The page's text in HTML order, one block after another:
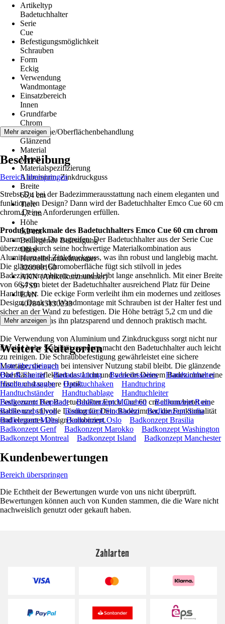
Artikeltyp
Badetuchhalter
Serie
Cue
Befestigungsmöglichkeit
Schrauben
Form
Eckig
Verwendung
Wandmontage
Einsatzbereich
Innen
Grundfarbe
Chrom
Oberfläche/Oberflächenbehandlung
Glänzend
Material
Metall
Materialspezifizierung
Aluminium, Zinkdruckguss
Breite
66,4 cm
Tiefe
4,7 cm
Höhe
5,2 cm
Beiliegende Befestigung
Ohne
Herstellerartikelnummer
326000160
AKN (Artikelkurznummer)
S7S9
EAN
4018445130233
Mehr anzeigen
Beschreibung
Bereich überspringen
Strebst Du bei der Badezimmerausstattung nach einem eleganten und
funktionalen Design? Dann wird der Badetuchhalter Emco Cue 60 cm
chrom Deine Anforderungen erfüllen.
Produktmerkmale des Badetuchhalters Emco Cue 60 cm chrom
Darum solltest Du zugreifen: Der Badetuchhalter aus der Serie Cue
überzeugt durch seine hochwertige Materialkombination aus
Aluminium und Zinkdruckguss, was ihn robust und langlebig macht.
Die glänzende Chromoberfläche fügt sich stilvoll in jedes
Badezimmerambiente ein und bleibt lange ansehnlich. Mit einer Breite
von 66,4 cm bietet der Badetuchhalter ausreichend Platz für Deine
Handtücher. Die eckige Form verleiht ihm ein modernes und zeitloses
Design. Dank der Wandmontage mit Schrauben ist der Halter fest und
sicher an der Wand zu befestigen. Die Höhe beträgt 5,2 cm und die
Tiefe 4,7 cm, was ihn platzsparend und dennoch praktisch macht.
Die Verwendung von Aluminium und Zinkdruckguss sorgt nicht nur
für eine hohe Stabilität, sondern macht den Badetuchhalter auch leicht
zu reinigen. Die Schraubbefestigung gewährleistet eine sichere
Montage, die auch bei intensiver Nutzung stabil bleibt. Die glänzende
Oberfläche reflektiert das Licht und verleiht Deinem Badezimmer eine
frische und saubere Optik.
Festgezurrt: Der Badetuchhalter Emco Cue 60 cm chrom bietet eine
stabile und stilvolle Lösung für Dein Badezimmer, die Funktionalität
und elegantes Design kombiniert.
Mehr anzeigen
Weitere Kategorien
Liste überspringen
Bad & Sanitär
Badausstattung Badaccessoires
Handtuchhalter
Handtuchstangen
Handtuchhaken
Handtuchring
Handtuchständer
Handtuchablage
Handtuchleiter
Badkonzept Kapstadt
Badkonzept München
Badkonzept Rom
Badkonzept Lyon
Badkonzept Stockholm
Badkonzept Sofia
Badkonzept Malta
Badkonzept Oslo
Badkonzept Brasilia
Badkonzept Genf
Badkonzept Marokko
Badkonzept Washington
Badkonzept Montreal
Badkonzept Island Badkonzept Manchester
Kundenbewertungen
Bereich überspringen
Die Echtheit der Bewertungen wurde von uns nicht überprüft.
Bewertungen können auch von Kunden stammen, die die Ware nicht
nachweislich genutzt oder gekauft haben.
Zahlarten